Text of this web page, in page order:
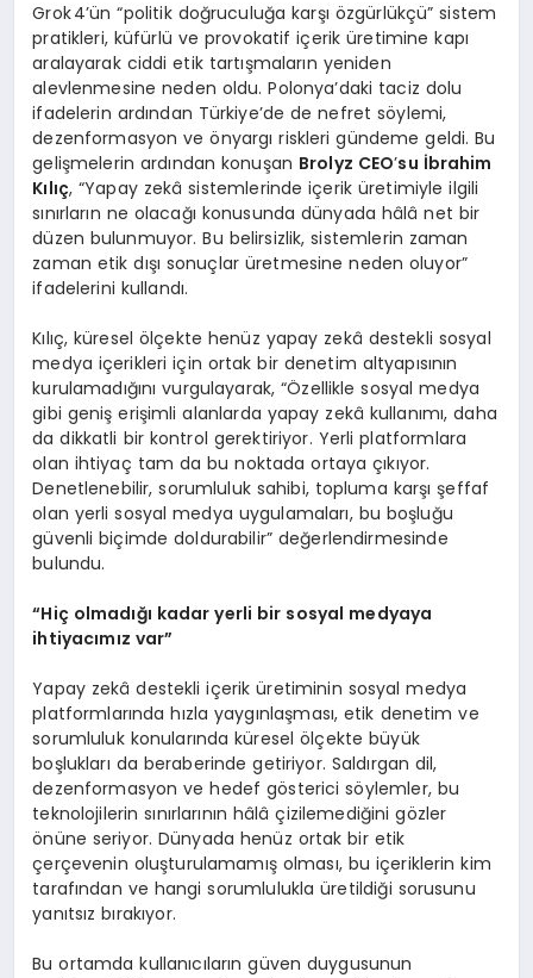
Grok 4’ün “politik doğruculuğa karşı özgürlükçü” sistem
pratikleri, küfürlü ve provokatif içerik üretimine kapı
aralayarak ciddi etik tartışmaların yeniden
alevlenmesine neden oldu. Polonya’daki taciz dolu
ifadelerin ardından Türkiye’de de nefret söylemi,
dezenformasyon ve önyargı riskleri gündeme geldi. Bu
gelişmelerin ardından konuşan Brolyz CEO’su İbrahim
Kılıç, “Yapay zekâ sistemlerinde içerik üretimiyle ilgili
sınırların ne olacağı konusunda dünyada hâlâ net bir
düzen bulunmuyor. Bu belirsizlik, sistemlerin zaman
zaman etik dışı sonuçlar üretmesine neden oluyor”
ifadelerini kullandı.
Kılıç, küresel ölçekte henüz yapay zekâ destekli sosyal
medya içerikleri için ortak bir denetim altyapısının
kurulamadığını vurgulayarak, “Özellikle sosyal medya
gibi geniş erişimli alanlarda yapay zekâ kullanımı, daha
da dikkatli bir kontrol gerektiriyor. Yerli platformlara
olan ihtiyaç tam da bu noktada ortaya çıkıyor.
Denetlenebilir, sorumluluk sahibi, topluma karşı şeffaf
olan yerli sosyal medya uygulamaları, bu boşluğu
güvenli biçimde doldurabilir” değerlendirmesinde
bulundu.
“Hiç olmadığı kadar yerli bir sosyal medyaya
ihtiyacımız var”
Yapay zekâ destekli içerik üretiminin sosyal medya
platformlarında hızla yaygınlaşması, etik denetim ve
sorumluluk konularında küresel ölçekte büyük
boşlukları da beraberinde getiriyor. Saldırgan dil,
dezenformasyon ve hedef gösterici söylemler, bu
teknolojilerin sınırlarının hâlâ çizilemediğini gözler
önüne seriyor. Dünyada henüz ortak bir etik
çerçevenin oluşturulamamış olması, bu içeriklerin kim
tarafından ve hangi sorumlulukla üretildiği sorusunu
yanıtsız bırakıyor.
Bu ortamda kullanıcıların güven duygusunun